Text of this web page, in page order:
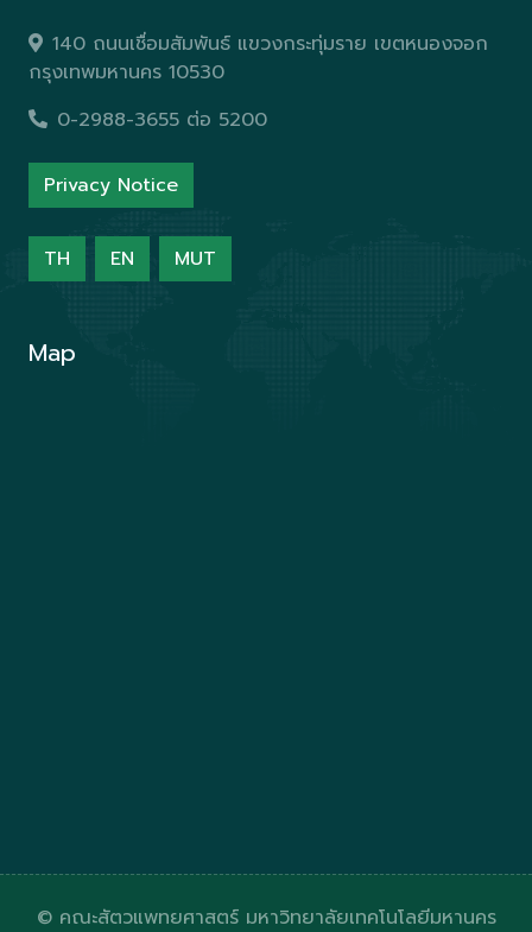
140 ถนนเชื่อมสัมพันธ์ แขวงกระทุ่มราย เขตหนองจอก
กรุงเทพมหานคร 10530
0-2988-3655 ต่อ 5200
Privacy Notice
TH EN MUT
Map
© คณะสัตวแพทยศาสตร์ มหาวิทยาลัยเทคโนโลยีมหานคร